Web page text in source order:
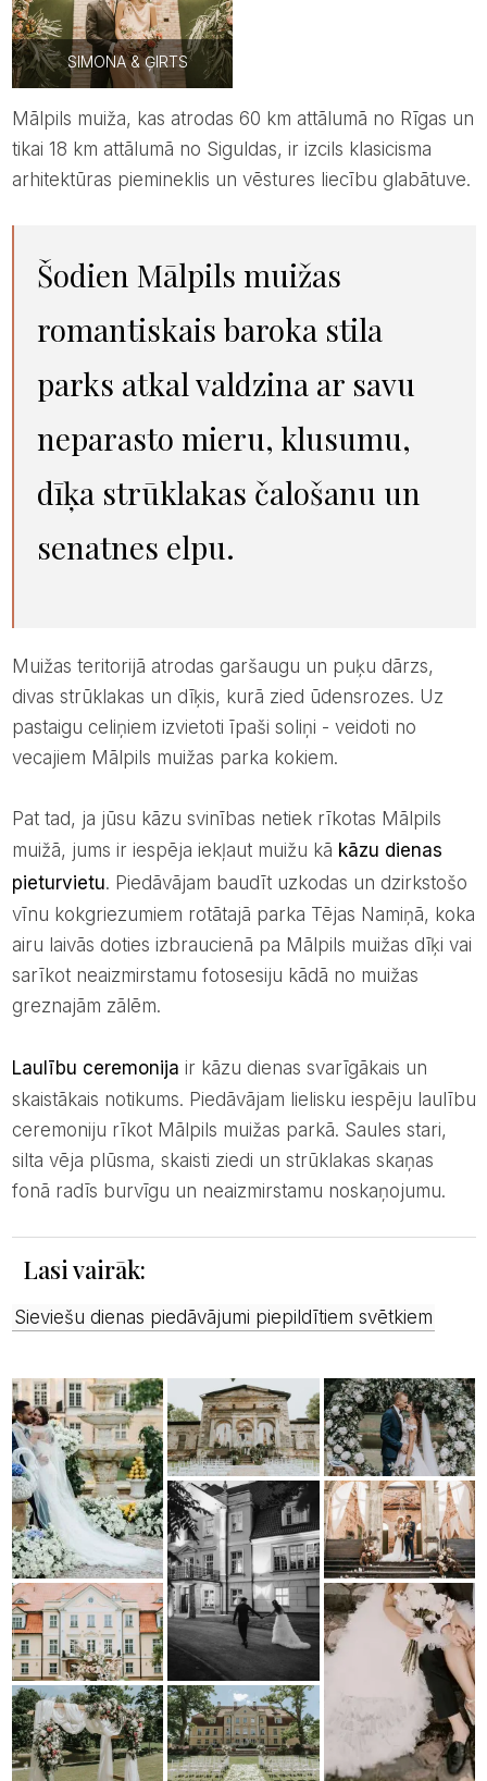
SIMONA & ĢIRTS
Mālpils muiža, kas atrodas 60 km attālumā no Rīgas un
tikai 18 km attālumā no Siguldas, ir izcils klasicisma
arhitektūras piemineklis un vēstures liecību glabātuve.
šodien Mālpils muižas
romantiskais baroka stila
parks atkal valdzina ar savu
neparasto mieru, klusumu,
dīķa strūklakas čalošanu un
senatnes elpu.
Muižas teritorijā atrodas garšaugu un puķu dārzs,
divas strūklakas un dīķis, kurā zied ūdensrozes. Uz
pastaigu celiņiem izvietoti īpaši soliņi - veidoti no
vecajiem Mālpils muižas parka kokiem.
Pat tad, ja jūsu kāzu svinības netiek rīkotas Mālpils
muižā, jums ir iespēja iekļaut muižu kā kāzu dienas
pieturvietu. Piedāvājam baudīt uzkodas un dzirkstošo
vīnu kokgriezumiem rotātajā parka Tējas Namiņā, koka
airu laivās doties izbraucienā pa Mālpils muižas dīķi vai
sarīkot neaizmirstamu fotosesiju kādā no muižas
greznajām zālēm.
Laulību ceremonija ir kāzu dienas svarīgākais un
skaistākais notikums. Piedāvājam lielisku iespēju laulību
ceremoniju rīkot Mālpils muižas parkā. Saules stari,
silta vēja plūsma, skaisti ziedi un strūklakas skaņas
fonā radīs burvīgu un neaizmirstamu noskaņojumu.
Lasi vairāk:
Sieviešu dienas piedāvājumi piepildītiem svētkiem